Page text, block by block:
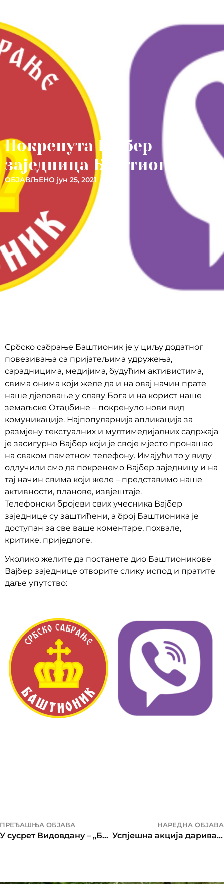
Покренута Вајбер
заједница Баштионика
ОБЈАВЉЕНО јун 25, 2021
Србско сабрање Баштионик је у циљу додатног
повезивања са пријатељима удружења,
сарадницима, медијима, будућим активистима,
свима онима који желе да и на овај начин прате
наше дјеловање у славу Бога и на корист наше
земаљске Отаџбине – покренуло нови вид
комуникације. Најпопуларнија апликација за
размјену текстуалних и мултимедијалних садржаја
је засигурно Вајбер који је своје мјесто пронашао
на сваком паметном телефону. Имајући то у виду
одлучили смо да покренемо Вајбер заједницу и на
тај начин свима који желе – представимо наше
активности, планове, извјештаје.
Телефонски бројеви свих учесника Вајбер
заједнице су заштићени, а број Баштионика је
доступан за све ваше коментаре, похвале,
критике, приједлоге.
Уколико желите да постанете дио Баштионикове
Вајбер заједнице отворите слику испод и пратите
даље упутство:
ПРЕЂАШЊА ОБЈАВА
У сусрет Видовдану – „Божур за дјецу Ораховца“
НАРЕДНА ОБЈАВА
Успјешна акција даривања крви